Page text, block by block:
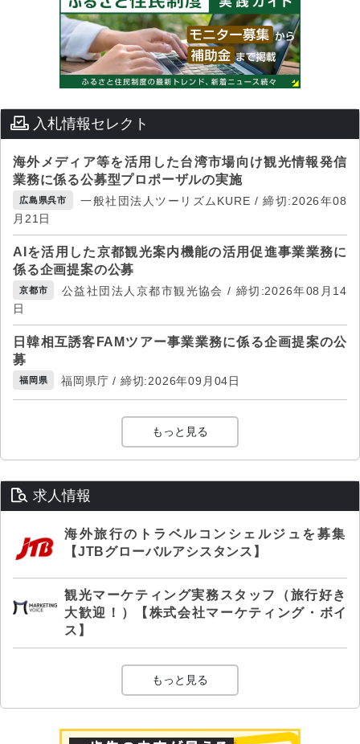
入札情報セレクト
海外メディア等を活用した台湾市場向け観光情報発信
業務に係る公募型プロポーザルの実施
広島県呉市
一般社団法人ツーリズムKURE / 締切:2026年08
月21日
AIを活用した京都観光案内機能の活用促進事業業務に
係る企画提案の公募
京都市
公益社団法人京都市観光協会 / 締切:2026年08月14
日
日韓相互誘客FAMツアー事業業務に係る企画提案の公
募
福岡県 福岡県庁 / 締切:2026年09月04日
もっと見る
求人情報
海外旅行のトラベルコンシェルジュを募集
【JTBグローバルアシスタンス】
観光マーケティング実務スタッフ（旅行好き
大歓迎！）【株式会社マーケティング・ボイ
ス】
もっと見る